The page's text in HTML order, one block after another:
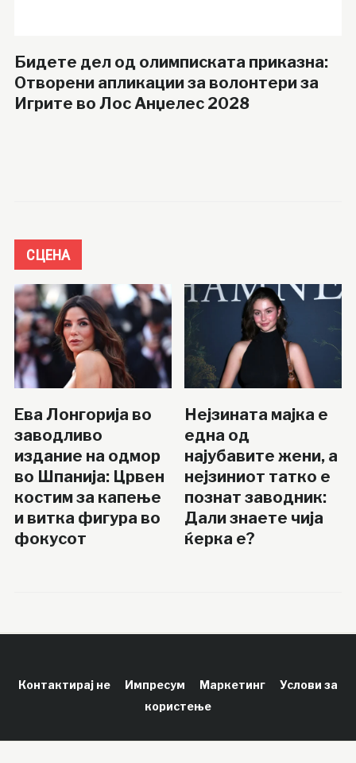
Бидете дел од олимписката приказна:
Отворени апликации за волонтери за
Игрите во Лос Анџелес 2028
СЦЕНА
Ева Лонгорија во
заводливо
издание на одмор
во Шпанија: Црвен
костим за капење
и витка фигура во
фокусот
Нејзината мајка е
една од
најубавите жени, а
нејзиниот татко е
познат заводник:
Дали знаете чија
ќерка е?
Контактирај не Импресум Маркетинг
Услови за
користење